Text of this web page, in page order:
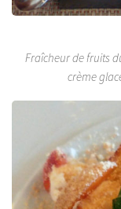
Fraîcheur de fruits
crème